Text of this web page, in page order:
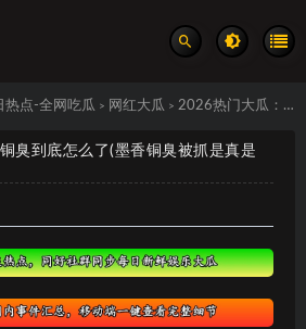
热点-全网吃瓜 > 网红大瓜 > 2026热门大瓜：墨香铜臭到底怎么了(墨香铜臭被抓是真是假) 真实事件汇总
臭到底怎么了(墨香铜臭被抓是真是